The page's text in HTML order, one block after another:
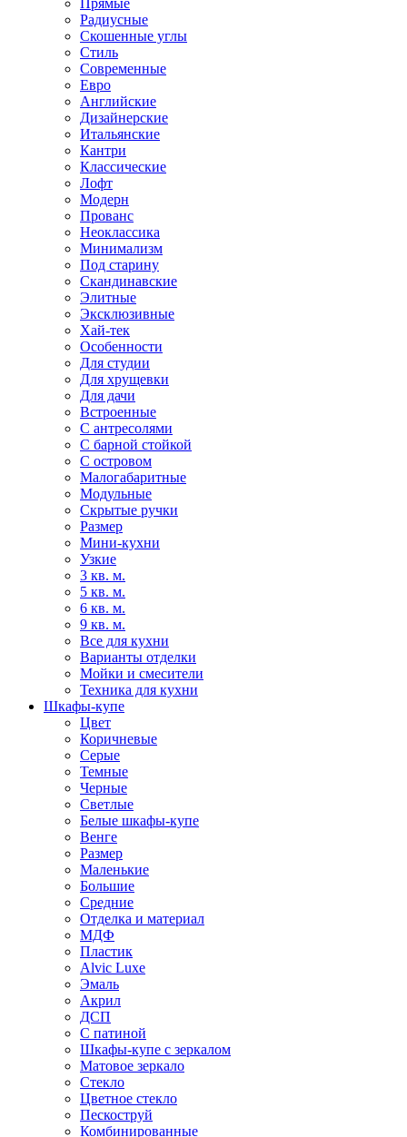
Прямые
Радиусные
Скошенные углы
Стиль
Современные
Евро
Английские
Дизайнерские
Итальянские
Кантри
Классические
Лофт
Модерн
Прованс
Неоклассика
Минимализм
Под старину
Скандинавские
Элитные
Эксклюзивные
Хай-тек
Особенности
Для студии
Для хрущевки
Для дачи
Встроенные
С антресолями
С барной стойкой
С островом
Малогабаритные
Модульные
Скрытые ручки
Размер
Мини-кухни
Узкие
3 кв. м.
5 кв. м.
6 кв. м.
9 кв. м.
Все для кухни
Варианты отделки
Мойки и смесители
Техника для кухни
Шкафы-купе
Цвет
Коричневые
Серые
Темные
Черные
Светлые
Белые шкафы-купе
Венге
Размер
Маленькие
Большие
Средние
Отделка и материал
МДФ
Пластик
Alvic Luxe
Эмаль
Акрил
ДСП
С патиной
Шкафы-купе с зеркалом
Матовое зеркало
Стекло
Цветное стекло
Пескоструй
Комбинированные